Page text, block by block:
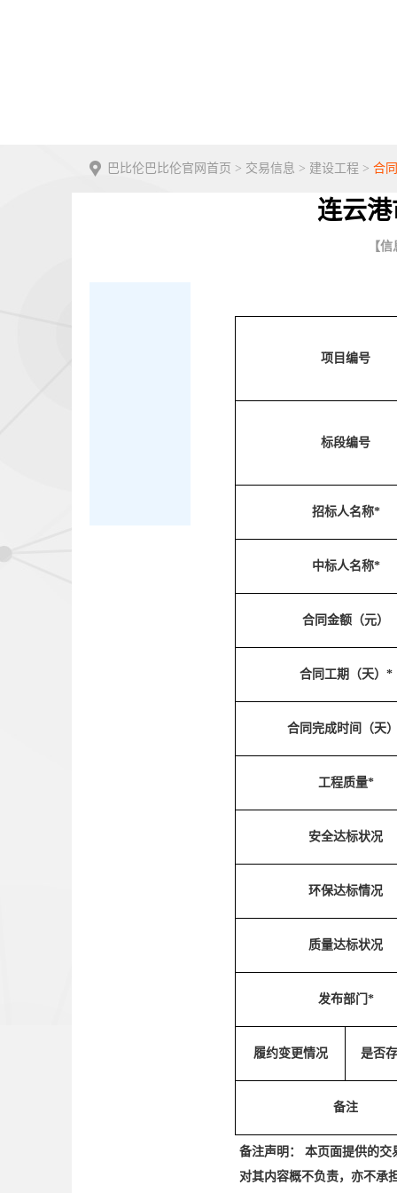
巴比伦巴比伦官网首页 > 交易信息 > 建设工程 > 合
连云
【
项目编号
标段编号
招标人名称*
中标人名称*
合同金额（元）
合同工期（天）*
合同完成时间（天
工程质量*
安全达标状况
环保达标情况
质量达标状况
发布部门*
履约变更情况 是否
备注
备注声明： 本页面提供的
对其内容概不负责，亦不承